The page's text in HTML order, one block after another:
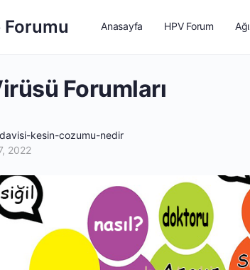
Forumu Anasayfa HPV Forum
Forumları
kesin-cozumu-nedir
2022